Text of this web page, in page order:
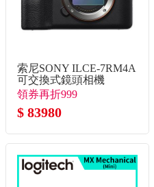
索尼SONY ILCE-7RM4A
可交換式鏡頭相機
領券再折999
$ 83980